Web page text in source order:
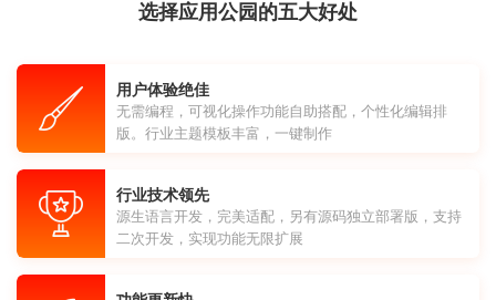
选择应用公园的五大好处
用户体验绝佳
无需编程，可视化操作功能自助搭配，个性化编辑排
版。行业主题模板丰富，一键制作
行业技术领先
源生语言开发，完美适配，另有源码独立部署版，支持
二次开发，实现功能无限扩展